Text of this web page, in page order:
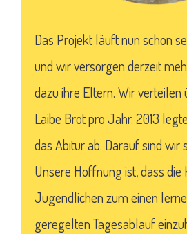
Das Projekt läuft nun schon
und wir versorgen derzeit
dazu ihre Eltern. Wir
Laibe Brot pro Jahr. 2013
das Abitur ab. Darauf sind wir
Unsere Hoffnung ist, dass die
Jugendlichen zum einen
geregelten Tagesablauf